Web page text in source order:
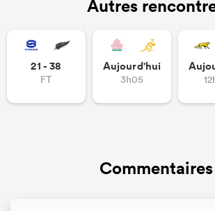
Autres
21 - 38
FT
Aujourd'hui
3h05
Commentaires